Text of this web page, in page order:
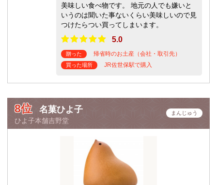
美味しい食べ物です。 地元の人でも嫌いと
いうのは聞いた事ないくらい美味しいので見
つけたらつい買ってしまいます。
5.0
贈った 帰省時のお土産（会社・取引先）
買った場所 JR佐世保駅で購入
8位 名菓ひよ子
ひよ子本舗吉野堂
まんじゅう